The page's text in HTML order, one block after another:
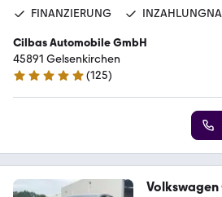
FINANZIERUNG
Cilbas Automobile GmbH
45891 Gelsenkirchen
4.8 Sterne
(125)
Volkswagen